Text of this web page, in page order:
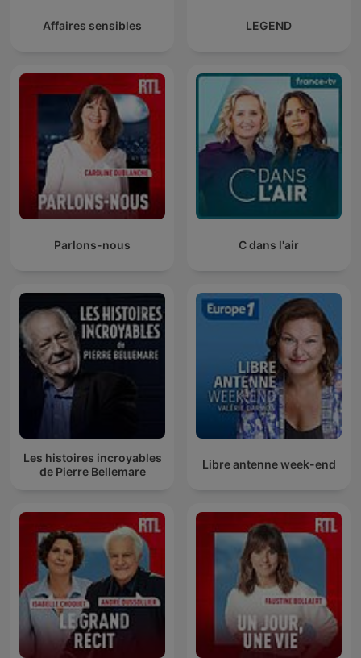
Affaires sensibles LEGEND
Parlons-nous C dans l'air
Les histoires incroyables
de Pierre Bellemare
Libre antenne week-end